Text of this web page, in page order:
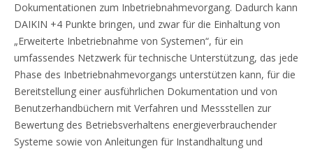
Dokumentationen zum Inbetriebnahmevorgang. Dadurch kann
DAIKIN +4 Punkte bringen, und zwar für die Einhaltung von
„Erweiterte Inbetriebnahme von Systemen“, für ein
umfassendes Netzwerk für technische Unterstützung, das jede
Phase des Inbetriebnahmevorgangs unterstützen kann, für die
Bereitstellung einer ausführlichen Dokumentation und von
Benutzerhandbüchern mit Verfahren und Messstellen zur
Bewertung des Betriebsverhaltens energieverbrauchender
Systeme sowie von Anleitungen für Instandhaltung und